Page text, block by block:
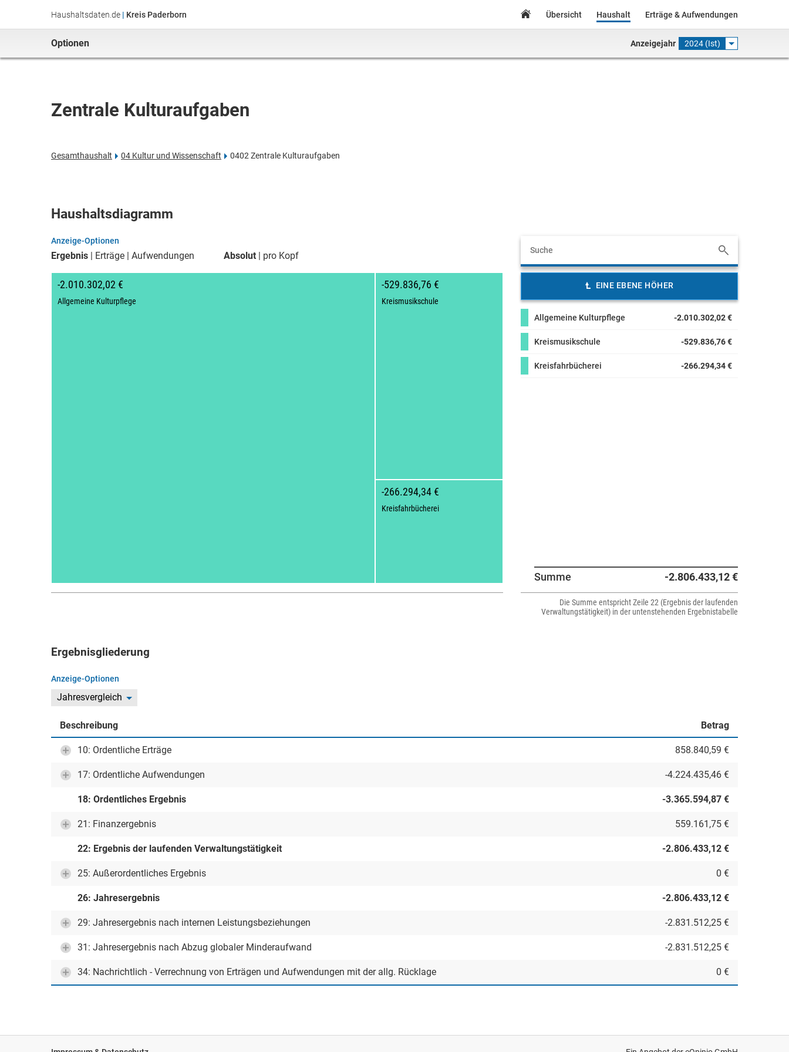
Haushaltsdaten.de | Kreis Paderborn Übersicht Haushalt Erträge & Aufwendungen
Optionen Anzeigejahr 2024 (Ist)
Zentrale Kulturaufgaben
Gesamthaushalt 04 Kultur und Wissenschaft 0402 Zentrale Kulturaufgaben
Haushaltsdiagramm
Anzeige-Optionen
Ergebnis Erträge Aufwendungen Absolut pro Kopf
-2.010.302,02 €
Allgemeine Kulturpflege
-529.836,76 €
Kreismusikschule
-266.294,34 €
Kreisfahrbücherei
EINE EBENE HÖHER
Allgemeine Kulturpflege -2.010.302,02 €
Kreismusikschule -529.836,76 €
Kreisfahrbücherei -266.294,34 €
Summe -2.806.433,12 €
Die Summe entspricht Zeile 22 (Ergebnis der laufenden
Verwaltungstätigkeit) in der untenstehenden Ergebnistabelle
Ergebnisgliederung
Anzeige-Optionen
Jahresvergleich
Beschreibung Betrag
10: Ordentliche Erträge 858.840,59 €
17: Ordentliche Aufwendungen -4.224.435,46 €
18: Ordentliches Ergebnis -3.365.594,87 €
21: Finanzergebnis 559.161,75 €
22: Ergebnis der laufenden Verwaltungstätigkeit -2.806.433,12 €
25: Außerordentliches Ergebnis 0 €
26: Jahresergebnis -2.806.433,12 €
29: Jahresergebnis nach internen Leistungsbeziehungen -2.831.512,25 €
31: Jahresergebnis nach Abzug globaler Minderaufwand -2.831.512,25 €
34: Nachrichtlich - Verrechnung von Erträgen und Aufwendungen mit der allg. Rücklage 0 €